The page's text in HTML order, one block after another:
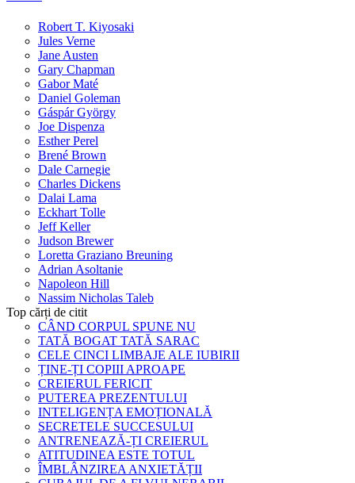
Robert T. Kiyosaki
Jules Verne
Jane Austen
Gary Chapman
Gabor Maté
Daniel Goleman
Gáspár György
Joe Dispenza
Esther Perel
Brené Brown
Dale Carnegie
Charles Dickens
Dalai Lama
Eckhart Tolle
Jeff Keller
Judson Brewer
Loretta Graziano Breuning
Adrian Asoltanie
Napoleon Hill
Nassim Nicholas Taleb
Top cărți de citit
CÂND CORPUL SPUNE NU
TATĂ BOGAT TATĂ SARAC
CELE CINCI LIMBAJE ALE IUBIRII
ȚINE-ȚI COPIII APROAPE
CREIERUL FERICIT
PUTEREA PREZENTULUI
INTELIGENȚA EMOȚIONALĂ
SECRETELE SUCCESULUI
ANTRENEAZĂ-ȚI CREIERUL
ATITUDINEA ESTE TOTUL
ÎMBLÂNZIREA ANXIETĂȚII